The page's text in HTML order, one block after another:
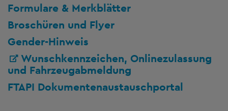
Formulare & Merkblätter
Broschüren und Flyer
Gender-Hinweis
Wunschkennzeichen, Onlinezulassung
und Fahrzeugabmeldung
FTAPI Dokumentenaustauschportal